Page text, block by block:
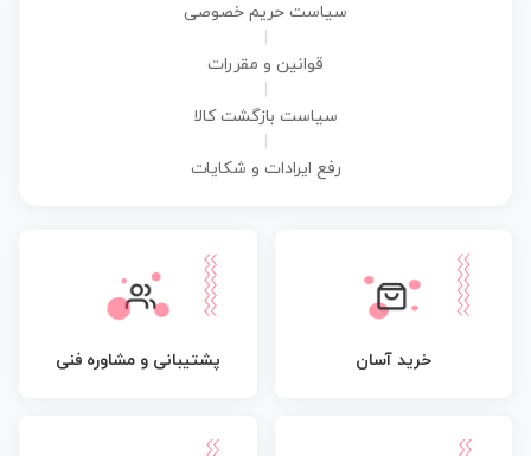
سیاست حریم خصوصی
قوانین و مقررات
سیاست بازگشت کالا
رفع ایرادات و شکایات
خرید آسان پشتیبانی و مشاوره فنی